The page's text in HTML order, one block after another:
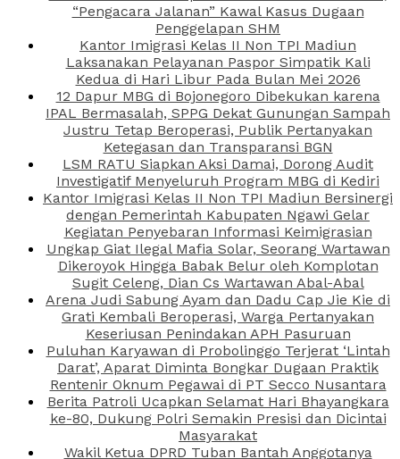
“Pengacara Jalanan” Kawal Kasus Dugaan
Penggelapan SHM
Kantor Imigrasi Kelas II Non TPI Madiun
Laksanakan Pelayanan Paspor Simpatik Kali
Kedua di Hari Libur Pada Bulan Mei 2026
12 Dapur MBG di Bojonegoro Dibekukan karena
IPAL Bermasalah, SPPG Dekat Gunungan Sampah
Justru Tetap Beroperasi, Publik Pertanyakan
Ketegasan dan Transparansi BGN
LSM RATU Siapkan Aksi Damai, Dorong Audit
Investigatif Menyeluruh Program MBG di Kediri
Kantor Imigrasi Kelas II Non TPI Madiun Bersinergi
dengan Pemerintah Kabupaten Ngawi Gelar
Kegiatan Penyebaran Informasi Keimigrasian
Ungkap Giat Ilegal Mafia Solar, Seorang Wartawan
Dikeroyok Hingga Babak Belur oleh Komplotan
Sugit Celeng, Dian Cs Wartawan Abal-Abal
Arena Judi Sabung Ayam dan Dadu Cap Jie Kie di
Grati Kembali Beroperasi, Warga Pertanyakan
Keseriusan Penindakan APH Pasuruan
Puluhan Karyawan di Probolinggo Terjerat ‘Lintah
Darat’, Aparat Diminta Bongkar Dugaan Praktik
Rentenir Oknum Pegawai di PT Secco Nusantara
Berita Patroli Ucapkan Selamat Hari Bhayangkara
ke-80, Dukung Polri Semakin Presisi dan Dicintai
Masyarakat
Wakil Ketua DPRD Tuban Bantah Anggotanya